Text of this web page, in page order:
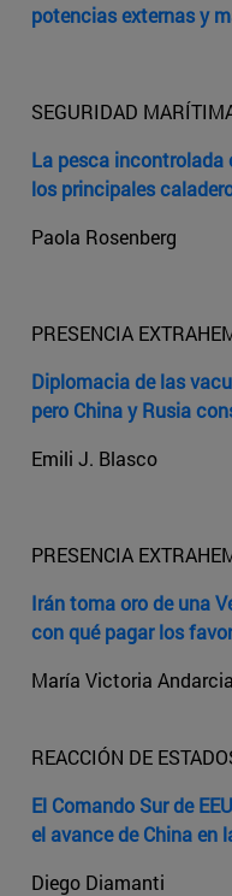
potencias externas y
SEGURIDAD
La pesca incontrolada
los principales
Paola Rosenberg
PRESENCIA
Diplomacia de las
pero China y Rusia
Emili J. Blasco
PRESENCIA
Irán toma oro de una
con qué pagar los
María Victoria Andarcia
REACCIÓN DE
El Comando Sur de
el avance de China en
Diego Diamanti